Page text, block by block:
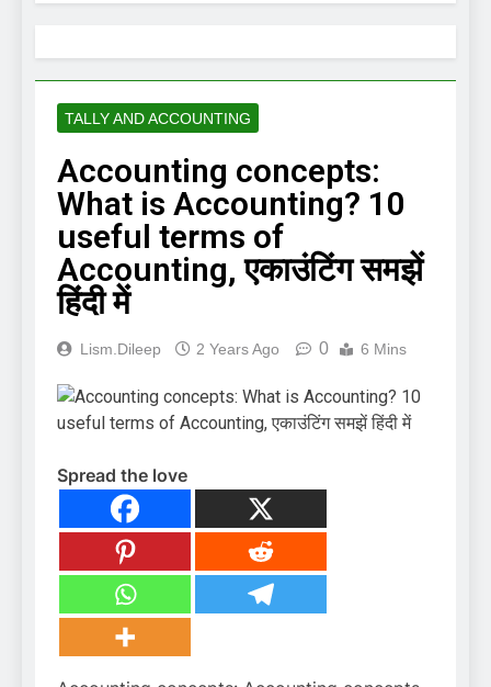
TALLY AND ACCOUNTING
Accounting concepts:
What is Accounting? 10
useful terms of
Accounting, एकाउंटिंग समझें
हिंदी में
Lism.dileep 2 Years Ago 0 6 Mins
Spread the love